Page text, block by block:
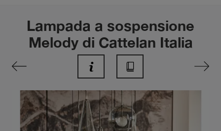
Lampada a sospensione
Melody di Cattelan Italia